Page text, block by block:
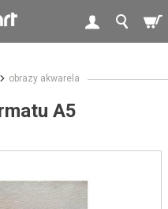
obrazy akwarela
A5